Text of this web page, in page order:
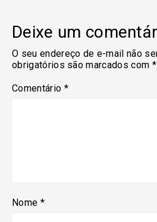
Deixe um
O seu endereço de e-mail não
obrigatórios são marcados com *
Comentário *
Nome *